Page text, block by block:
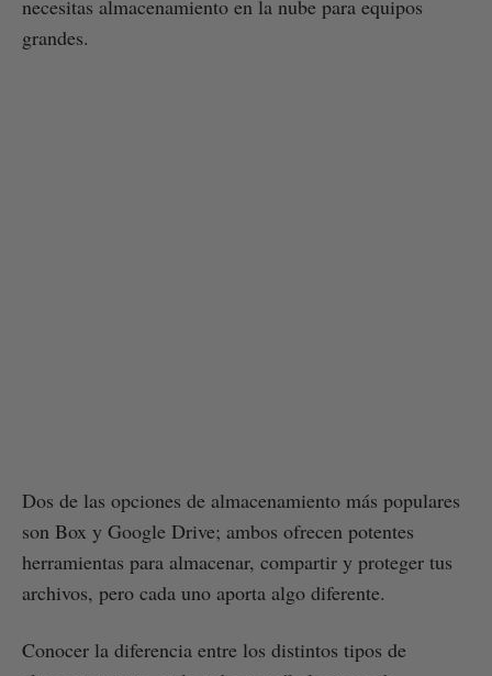
necesitas almacenamiento en la nube para equipos
grandes.
Dos de las opciones de almacenamiento más populares
son Box y Google Drive; ambos ofrecen potentes
herramientas para almacenar, compartir y proteger tus
archivos, pero cada uno aporta algo diferente.
Conocer la diferencia entre los distintos tipos de